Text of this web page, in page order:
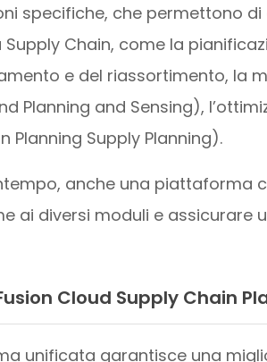
specifiche, che permettono
Chain, come la
e del riassortimento, la
Planning and Sensing),
Planning Supply Planning).
anche una piattaforma
ai diversi moduli e assicurare
Cloud Supply Chain
unificata garantisce una